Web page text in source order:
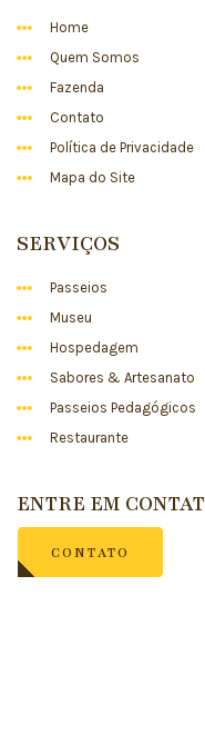
Home
Quem Somos
Fazenda
Contato
Política de Privacidade
Mapa do Site
SERVIÇOS
Passeios
Museu
Hospedagem
Sabores & Artesanato
Passeios Pedagógicos
Restaurante
ENTRE EM
CONTATO